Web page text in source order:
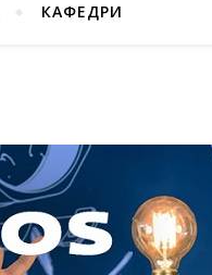
КАФЕДРИ